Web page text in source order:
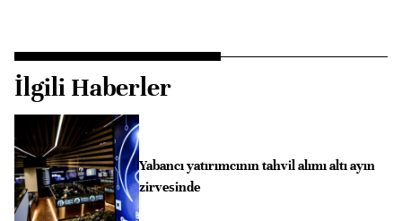
İlgili Haberler
Yabancı yatırımcının tahvil alımı altı ayın
zirvesinde